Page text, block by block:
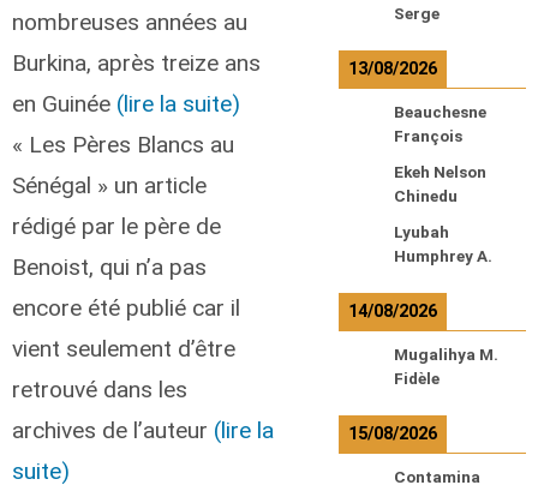
nombreuses années au
Burkina, après treize ans
en Guinée (lire la suite)
« Les Pères Blancs au
Sénégal » un article
rédigé par le père de
Benoist, qui n’a pas
encore été publié car il
vient seulement d’être
retrouvé dans les
archives de l’auteur (lire la
suite)
Serge
13/08/2026
Beauchesne
François
Ekeh Nelson
Chinedu
Lyubah
Humphrey A.
14/08/2026
Mugalihya M.
Fidèle
15/08/2026
Contamina